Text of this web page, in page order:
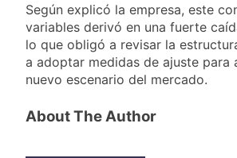
Según explicó la empresa, este
variables derivó en una fuerte
lo que obligó a revisar la
a adoptar medidas de ajuste para
nuevo escenario del mercado.
About The Author